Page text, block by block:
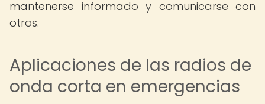
mantenerse informado y comunicarse con
otros.
Aplicaciones de las radios de
onda corta en emergencias